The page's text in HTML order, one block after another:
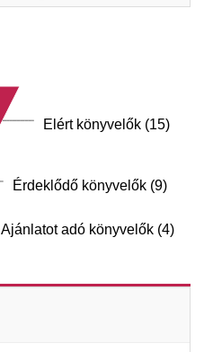
Elért könyvelők (15)
Érdeklődő könyvelők (9)
Ajánlatot adó könyvelők (4)